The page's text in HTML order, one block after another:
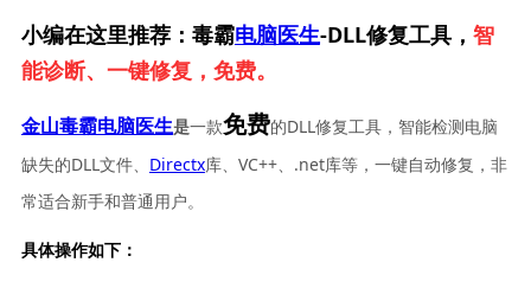
小编在这里推荐：毒霸电脑医生-DLL修复工具， 智
能诊断、一键修复，免费。
金山毒霸电脑医生是一款免费的DLL修复工具，智能检测电脑
缺失的DLL文件、 Directx库、VC++、.net库等，一键自动修复，非
常适合新手和普通用户。
具体操作如下：